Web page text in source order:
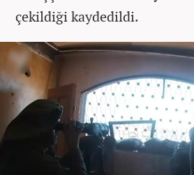
çekildiği kaydedildi.